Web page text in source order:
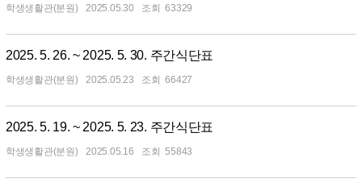
학생생활관(분원) 2025.05.30 63329
2025. 5. 26. ~ 2025. 5. 30. 주간식단표
학생생활관(분원) 2025.05.23 66427
2025. 5. 19. ~ 2025. 5. 23. 주간식단표
학생생활관(분원) 2025.05.16 55843